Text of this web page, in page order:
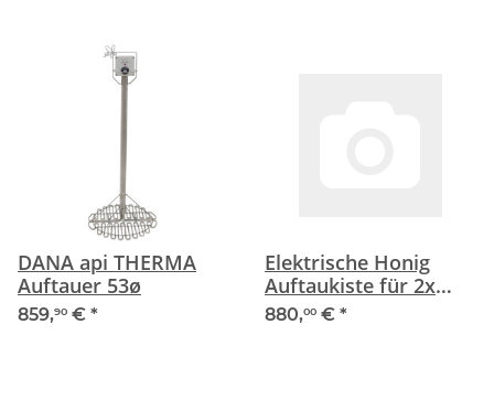
DANA api THERMA
Auftauer 53ø
859,90 € *
Elektrische Honig
Auftaukiste für 2x
25kg
880,00 € *